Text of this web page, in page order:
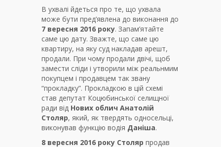
В ухвалі йдеться про те, що ухвала
може бути пред’явлена до виконання до
7 вересня 2016 року. Запам’ятайте
саме цю дату. Зважте, що саме цю
квартиру, на яку суд накладав арешт,
продали. При чому продали двічі, щоб
замести сліди і утворили між реальнмим
покупцем і продавцем так звану
“прокладку”. Прокладкою в цій схемі
став депутат Коцюбинської селищної
ради від Нових облич Анатолій
Столяр, який, як твердять односельці,
виконував функцію водія Даніша.
8 вересня 2016 року Столяр продав